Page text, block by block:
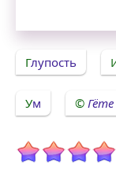
Глупость
Ум Гёте